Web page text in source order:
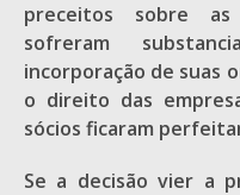
preceitos sobre as
sofreram
incorporação de suas
o direito das
sócios ficaram
Se a decisão vier a